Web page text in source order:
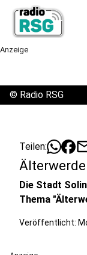
Anzeige
© Radio RSG
Teilen:
Die Stadt
Thema
Veröffentlicht: